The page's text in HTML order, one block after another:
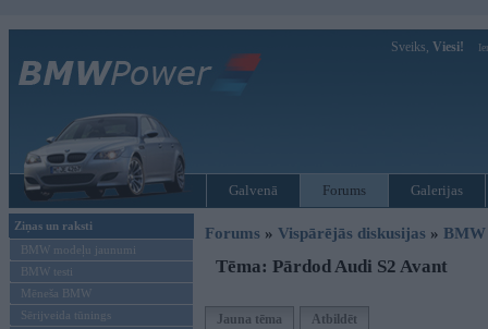
Sveiks, Viesi!
Galvenā Forums Galerijas
Ziņas un raksti
BMW modeļu jaunumi
BMW testi
Mēneša BMW
Sērijveida tūnings
Forums » Vispārējās diskusijas » BMW
Tēma: Pārdod Audi S2 Avant
Jauna tēma Atbildēt